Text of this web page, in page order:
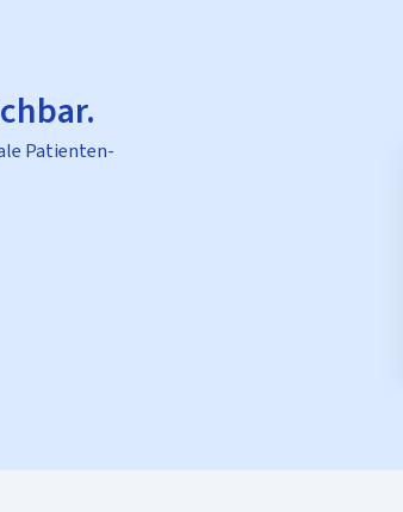
Patienten-